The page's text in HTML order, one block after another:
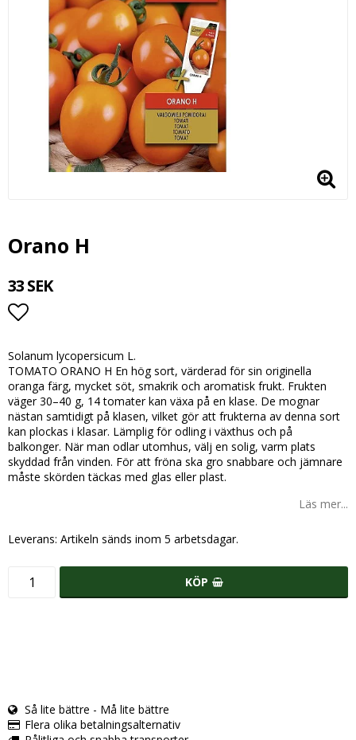
Orano H
33 SEK
Solanum lycopersicum L.
TOMATO ORANO H En hög sort, värderad för sin originella
oranga färg, mycket söt, smakrik och aromatisk frukt. Frukten
väger 30–40 g, 14 tomater kan växa på en klase. De mognar
nästan samtidigt på klasen, vilket gör att frukterna av denna sort
kan plockas i klasar. Lämplig för odling i växthus och på
balkonger. När man odlar utomhus, välj en solig, varm plats
skyddad från vinden. För att fröna ska gro snabbare och jämnare
måste skörden täckas med glas eller plast.
Läs mer...
Leverans: Artikeln sänds inom 5 arbetsdagar.
KÖP
Så lite bättre - Må lite bättre
Flera olika betalningsalternativ